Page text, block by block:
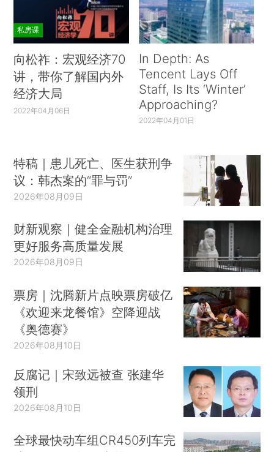
私房课
向松祚：宏观经济70
讲，带你了解国内外
经济大局
2022年04月06日
In Depth: As
Tencent Lays Off
Staff, Is Its ‘Winter’
Approaching?
2022年04月01日
特稿｜患儿死亡、医生获刑争
议：韩杰案的“罪与罚”
2026年08月09日
财新观察｜健全金融机构治理
更好服务高质量发展
2026年08月09日
票房｜沈腾新片点映票房破亿
《欢迎来龙餐馆》空降迎战
《奥德赛》
2026年08月10日
反腐记｜宋致远被查 张建华
领刑
2026年08月10日
全球最快动车组CR450列车完